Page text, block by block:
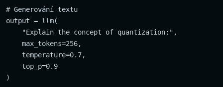
# Generování textu
output = llm(
    "Explain the concept of quantization:",
    max_tokens=256,
    temperature=0.7,
    top_p=0.9
)